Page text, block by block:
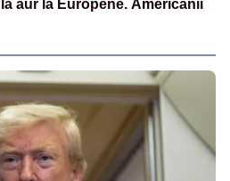
aur la Europene. Americanii